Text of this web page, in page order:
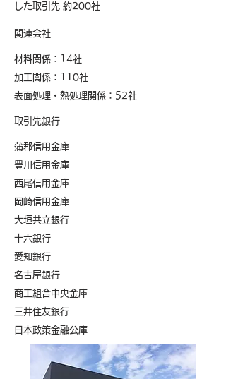
した取引先 約200社
​関連会社
材料関係：14社
加工関係：110社
​表面処理・熱処理関係：52社
取引先銀行
蒲郡信用金庫
豊川信用金庫
西尾信用金庫
岡崎信用金庫
大垣共立銀行
十六銀行
愛知銀行
名古屋銀行
商工組合中央金庫
三井住友銀行
日本政策金融公庫